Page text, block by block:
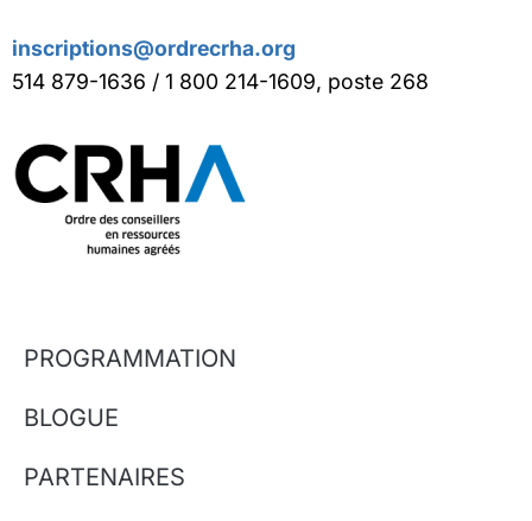
inscriptions@ordrecrha.org
514 879-1636 / 1 800 214-1609, poste 268
PROGRAMMATION
BLOGUE
PARTENAIRES